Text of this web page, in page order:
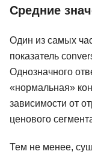
Средние
Один из самых
показатель
Однозначного
«нормальная»
зависимости от
ценового
Тем не менее,